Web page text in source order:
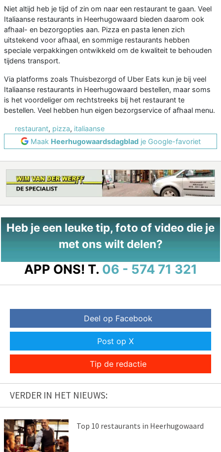
Niet altijd heb je tijd of zin om naar een restaurant te gaan. Veel
Italiaanse restaurants in Heerhugowaard bieden daarom ook
afhaal- en bezorgopties aan. Pizza en pasta lenen zich
uitstekend voor afhaal, en sommige restaurants hebben
speciale verpakkingen ontwikkeld om de kwaliteit te behouden
tijdens transport.
Via platforms zoals Thuisbezorgd of Uber Eats kun je bij veel
Italiaanse restaurants in Heerhugowaard bestellen, maar soms
is het voordeliger om rechtstreeks bij het restaurant te
bestellen. Veel hebben hun eigen bezorgservice of afhaal menu.
restaurant, pizza, italiaanse
Maak Heerhugowaardsdagbladje Google-favoriet
Heb je een leuke tip, foto of video die je
met ons wilt delen?
APP ONS! T. 06 - 574 71 321
Deel op Facebook
Post op X
Tip de redactie
VERDER IN HET NIEUWS:
Top 10 restaurants in Heerhugowaard